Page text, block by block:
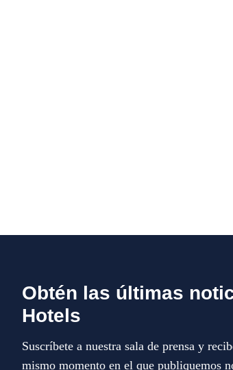
Obtén las últimas
Hotels
Suscríbete a nuestra sala de prensa y
mismo momento en el que publiquemos